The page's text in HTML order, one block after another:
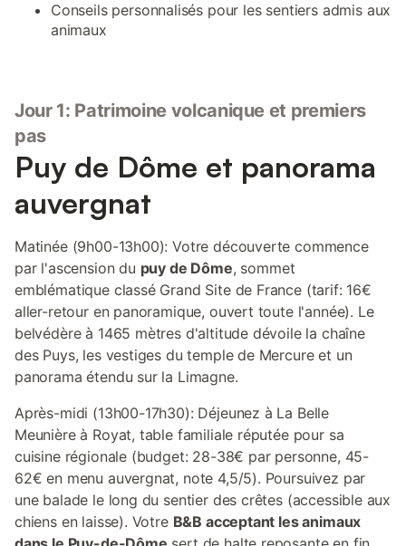
Conseils personnalisés pour les sentiers admis aux
animaux
Jour 1: Patrimoine volcanique et premiers
pas
Puy de Dôme et panorama
auvergnat
Matinée (9h00-13h00): Votre découverte commence
par l'ascension du puy de Dôme, sommet
emblématique classé Grand Site de France (tarif: 16€
aller-retour en panoramique, ouvert toute l'année). Le
belvédère à 1465 mètres d'altitude dévoile la chaîne
des Puys, les vestiges du temple de Mercure et un
panorama étendu sur la Limagne.
Après-midi (13h00-17h30): Déjeunez à La Belle
Meunière à Royat, table familiale réputée pour sa
cuisine régionale (budget: 28-38€ par personne, 45-
62€ en menu auvergnat, note 4,5/5). Poursuivez par
une balade le long du sentier des crêtes (accessible aux
chiens en laisse). Votre B&B acceptant les animaux